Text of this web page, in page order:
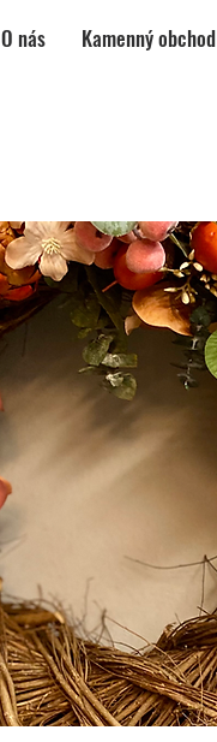
O nás Kamenný obchod